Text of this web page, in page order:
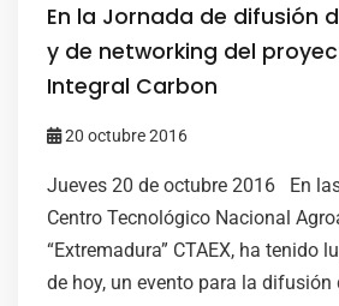
En la Jornada de difusión
y de networking del
Integral Carbon
20 octubre 2016
Jueves 20 de octubre 2016 En
Centro Tecnológico Nacional
“Extremadura” CTAEX, ha tenido
de hoy, un evento para la difusión